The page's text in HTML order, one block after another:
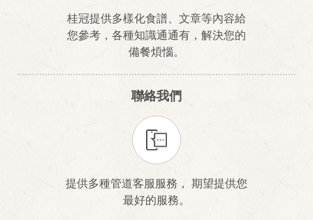
桂冠提供多樣化食譜、文章等內容給
您參考，各種知識通通有，解決您的
備餐煩惱。
聯絡我們
提供多種管道客服服務， 期望提供您
最好的服務。